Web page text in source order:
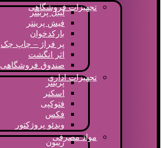
تجهیزات فروشگاهی
لیبل پرینتر
فیش پرینتر
بارکدخوان
پر فراژ – چاپ چک
اثر انگشت
صندوق فروشگاهی
تجهیزات اداری
پرینتر
اسکنر
فتوکپی
فکس
ویدئو پروژکتور
مواد مصرفی
ریبون